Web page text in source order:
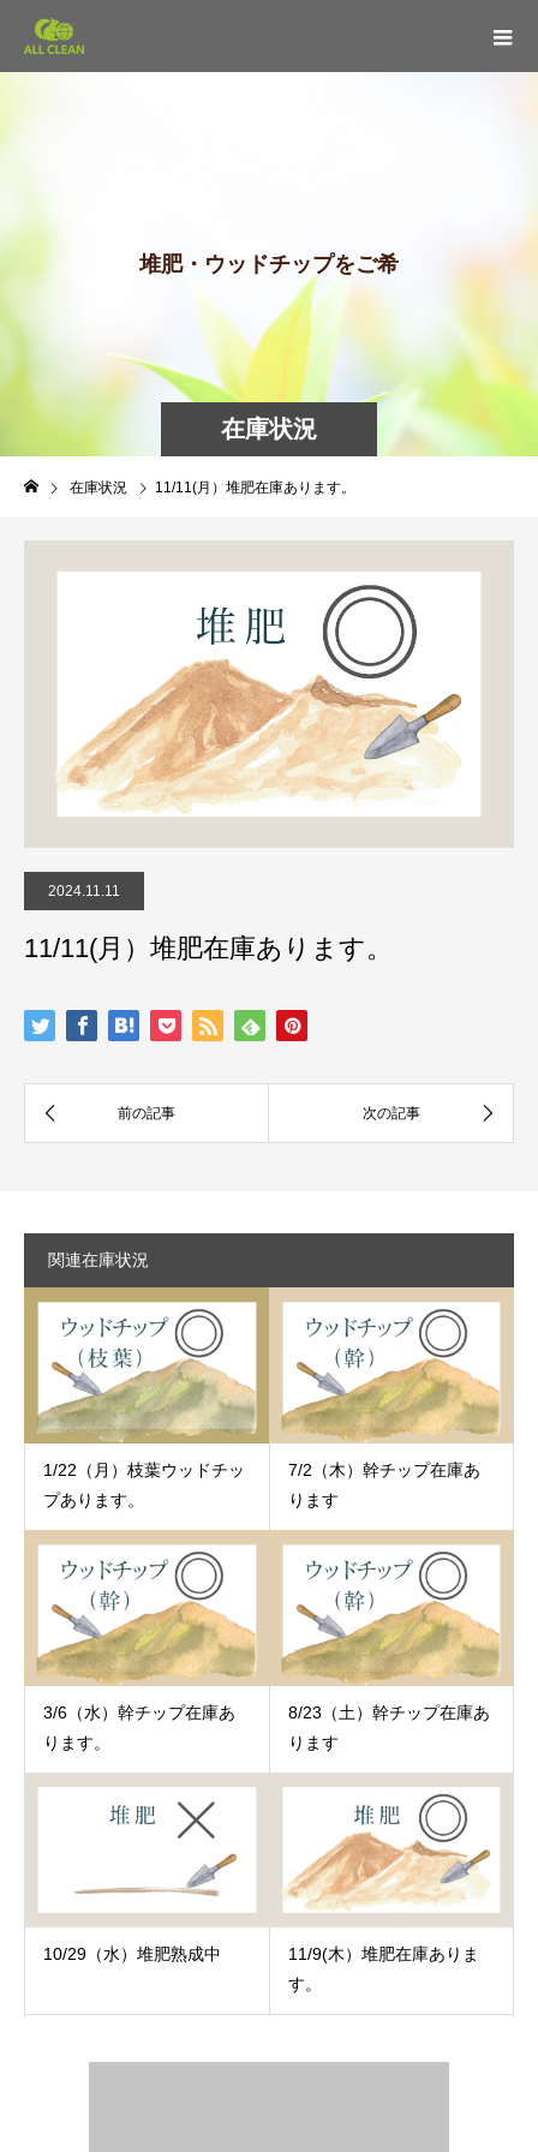
在庫状況
堆肥・ウ ッ ド チップをご希望
在庫状況 11/11(月）堆肥在庫あります。
2024.11.11
11/11(月）堆肥在庫あります。
関連在庫状況
1/22（月）枝葉ウッドチッ
プあります。
7/2（木）幹チップ在庫あ
ります
3/6（水）幹チップ在庫あ
ります。
8/23（土）幹チップ在庫あ
ります
10/29（水）堆肥熟成中
11/9(木）堆肥在庫ありま
す。